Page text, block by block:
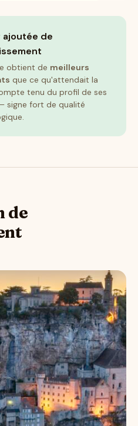
ajoutée de
obtient de meilleurs
que ce qu'attendait la
tenu du profil de ses
signe fort de qualité
de